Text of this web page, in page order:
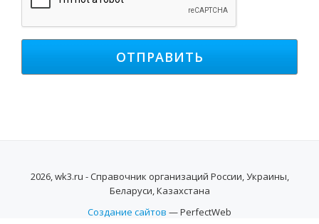
2026, wk3.ru - Справочник организаций России, Украины,
Беларуси, Казахстана
Создание сайтов — PerfectWeb